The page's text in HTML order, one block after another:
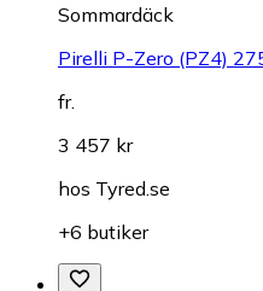
Sommardäck
Pirelli P-Zero (PZ4)
fr.
3 457 kr
hos Tyred.se
+6 butiker